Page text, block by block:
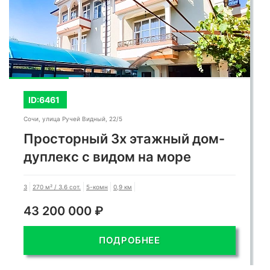
Простор и функциональность для всей семьи:
Общая площадь дома составляет
внушительные 230 квадратных метров, что
жизни, работы и отдыха. Продуманная
каждая из которых может служить
персональным убежищем, обеспечивая
приватность и комфорт для каждого члена
семьи.
ID:6461
Сочи, улица Ручей Видный, 22/5
Просторный 3х этажный дом-
дуплекс с видом на море
3 270 м² / 3.6 сот. 5-комн 0,9 км
43 200 000 ₽
ПОДРОБНЕЕ